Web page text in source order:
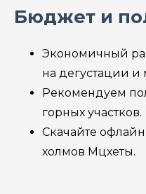
Бюджет и
Экономичный
на дегустации и
Рекомендуем
горных участков.
Скачайте
холмов Мцхеты.